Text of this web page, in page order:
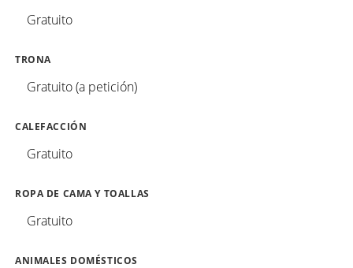
Gratuito
TRONA
Gratuito (a petición)
CALEFACCIÓN
Gratuito
ROPA DE CAMA Y TOALLAS
Gratuito
ANIMALES DOMÉSTICOS